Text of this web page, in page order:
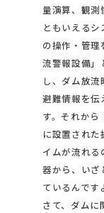
量演算、観測
ともいえる
の操作・管理
流警報設備」
し、ダム放
避難情報を伝
す。それから
に設置された
イムが流れ
器から、いざ
ているんです
さて、ダムに